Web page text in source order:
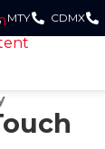
MTY CDMX